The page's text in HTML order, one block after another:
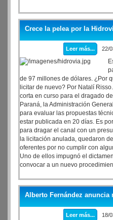
Crece la pelea por la
Leer más... 22/
de 97 millones de dólares. ¿Por
licitar de nuevo? Por Natalí
corta en curso para el dragado
Paraná, la Administración
para evaluar las propuestas
estar publicada en 20 días. Es
para dragar el canal con un
la licitación anulada, quedaron
oferentes por no cumplir con
Uno de ellos impugnó el
convocar a un nuevo
Alberto Fernández anuncia
Leer más... 18/